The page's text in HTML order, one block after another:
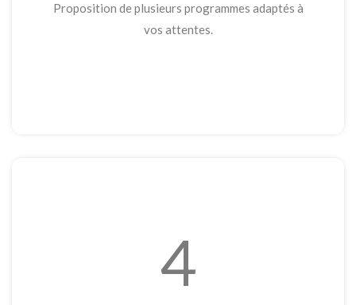
Proposition de plusieurs programmes adaptés à
vos attentes.
4